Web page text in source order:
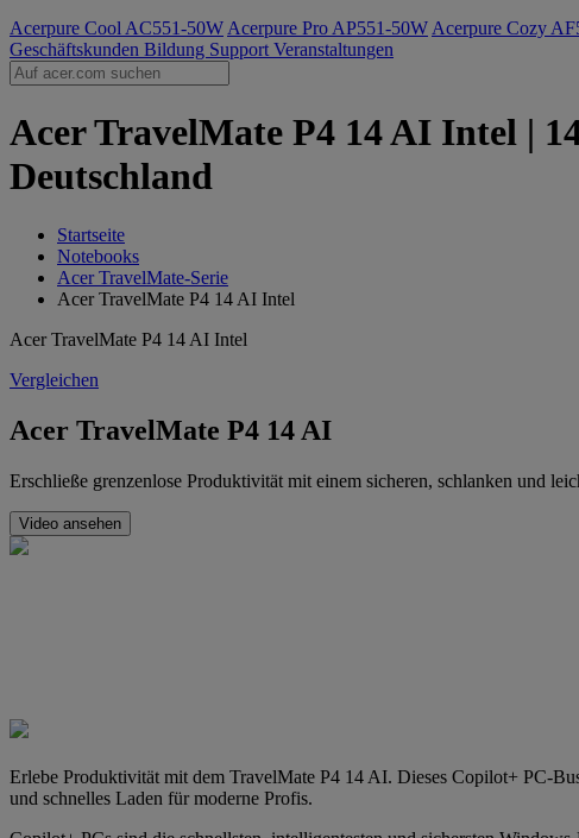
Acerpure Cool AC551-50W Acerpure Pro AP551-50W Acerpure Cozy
Geschäftskunden Bildung Support Veranstaltungen
Acer TravelMate P4 14 AI Intel |
Deutschland
Startseite
Notebooks
Acer TravelMate-Serie
Acer TravelMate P4 14 AI Intel
Acer TravelMate P4 14 AI Intel
Vergleichen
Acer TravelMate P4 14 AI
Erschließe grenzenlose Produktivität mit einem sicheren, schlanken und
Video ansehen
Erlebe Produktivität mit dem TravelMate P4 14 AI. Dieses Copilot+ PC-
und schnelles Laden für moderne Profis.